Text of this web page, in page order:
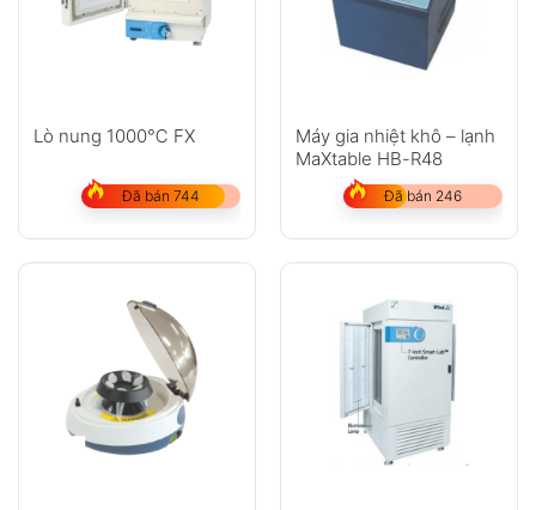
Lò nung 1000℃ FX
Đã bán 744
Máy gia nhiệt khô – lạnh
MaXtable HB-R48
Đã bán 246